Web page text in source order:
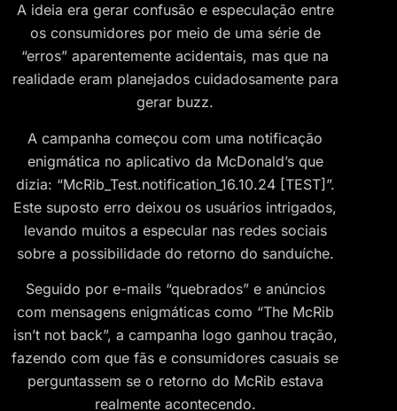
A ideia era gerar confusão e especulação entre
os consumidores por meio de uma série de
“erros” aparentemente acidentais, mas que na
realidade eram planejados cuidadosamente para
gerar buzz.
A campanha começou com uma notificação
enigmática no aplicativo da McDonald’s que
dizia: “McRib_Test.notification_16.10.24 [TEST]”.
Este suposto erro deixou os usuários intrigados,
levando muitos a especular nas redes sociais
sobre a possibilidade do retorno do sanduíche​.
​Seguido por e-mails “quebrados” e anúncios
com mensagens enigmáticas como “The McRib
isn’t not back”, a campanha logo ganhou tração,
fazendo com que fãs e consumidores casuais se
perguntassem se o retorno do McRib estava
realmente acontecendo.